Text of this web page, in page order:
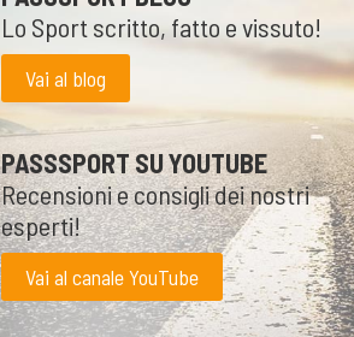
Lo Sport scritto, fatto e vissuto!
Vai al blog
PASSSPORT SU YOUTUBE
Recensioni e consigli dei nostri
esperti!
Vai al canale YouTube